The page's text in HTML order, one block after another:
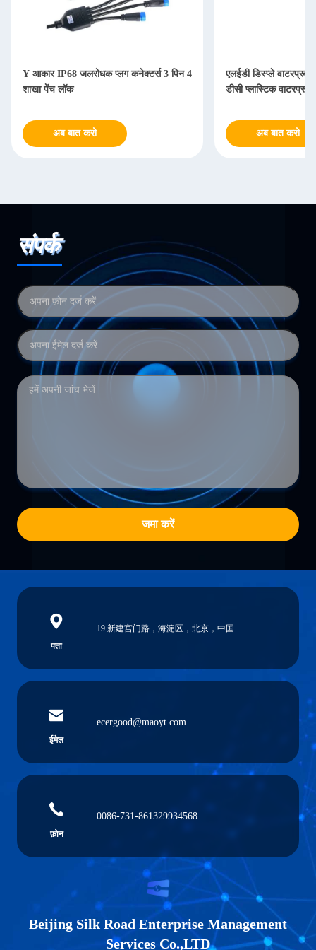
Y आकार IP68 जलरोधक प्लग कनेक्टर्स 3 पिन 4
शाखा पेंच लॉक
अब बात करो
एलईडी डिस्प्ले
डीसी प्लास्टिक
अब बात करो
संपर्क
जमा करें
पता
19 新建宫门路，海淀区，北京，中国
ईमेल
ecergood@maoyt.com
फ़ोन
0086-731-861329934568
Beijing Silk Road Enterprise Management
Services Co.,LTD